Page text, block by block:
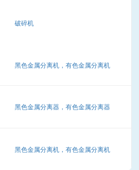
破碎机
黑色金属分离机，有色金属分离机
黑色金属分离器，有色金属分离器
黑色金属分离机，有色金属分离机